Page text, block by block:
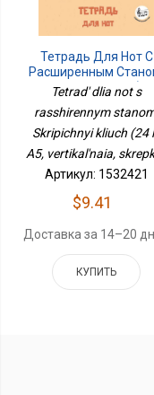
Тетрадь Для Нот С
Расширенным
Скрипичный Ключ (24
Скрепка)
Tetrad' dlia not s
rasshirennym
Skripichnyi kliuch (24
A5, vertikal'naia,
Артикул: 1532421
$9.41
Доставка за 14–20
КУПИТЬ